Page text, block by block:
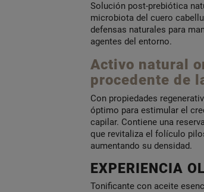
Solución post-prebiótica
microbiota del cuero
defensas naturales para
agentes del entorno.
Activo natural
procedente de
Con propiedades
óptimo para estimular el
capilar. Contiene una
que revitaliza el folículo
aumentando su densidad.
EXPERIENCIA
Tonificante con aceite